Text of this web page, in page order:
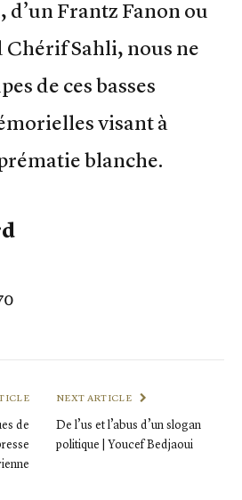
Frantz Fanon ou
Chérif Sahli, nous ne
de ces basses
visant à
blanche.
de
NEXT ARTICLE
De l’us et l’abus d’un slogan
politique | Youcef Bedjaoui